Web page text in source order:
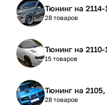
Тюнинг
28 товаров
Тюнинг
15 товаров
28 товаров